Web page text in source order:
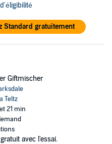
Standard gratuitement
Giftmischer
Teltz
21 min
avec l'essai.